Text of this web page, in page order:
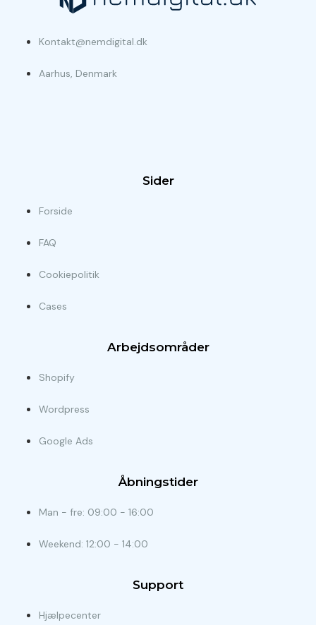
Kontakt@nemdigital.dk
Aarhus, Denmark
Sider
Forside
FAQ
Cookiepolitik
Cases
Arbejdsområder
Shopify
Wordpress
Google Ads
Åbningstider
Man - fre: 09:00 - 16:00
Weekend: 12:00 - 14:00
Support
Hjælpecenter